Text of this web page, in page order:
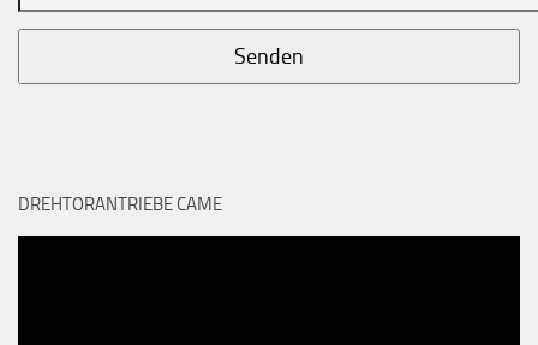
DREHTORANTRIEBE CAME